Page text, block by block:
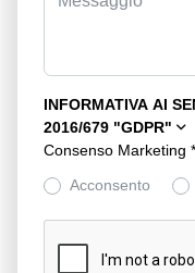
INFORMATIVA AI
2016/679 "GDPR"
Consenso Marketing *
Acconsento